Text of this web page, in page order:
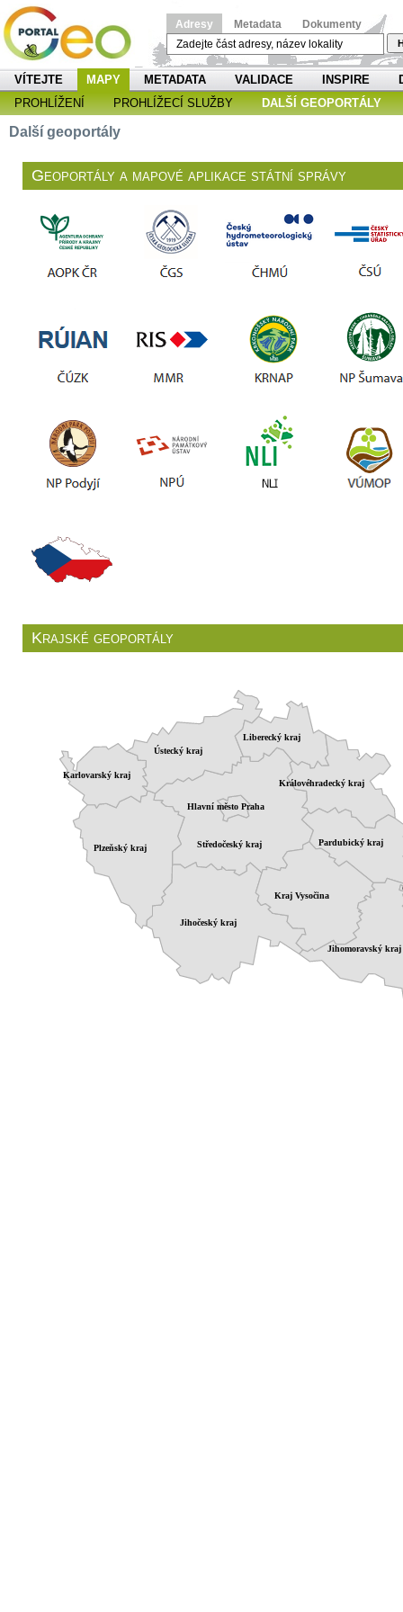
Adresy Metadata Dokumenty
VÍTEJTE MAPY METADATA VALIDACE INSPIRE
PROHLÍŽENÍ
PROHLÍŽECÍ SLUŽBY DALŠÍ GEOPORTÁLY
Další geoportály
Geoportály a mapové aplikace státní správy
Krajské geoportály
Jihočeský kraj
Středočeský kraj
Plzeňský kraj
Kraj Vysočina
Ústecký kraj
Jihomoravský kraj
Pardubický kraj
Liberecký kraj
Karlovarský kraj
Královéhradecký kraj
Hlavní město Praha